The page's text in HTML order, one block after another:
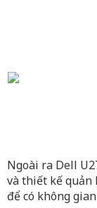
Ngoài ra Dell
và thiết kế quản
để có không